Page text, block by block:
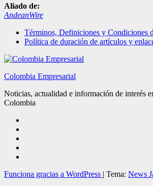
Aliado de:
AndeanWire
Términos, Definiciones y Condiciones
Política de duración de artículos y
Colombia Empresarial
Noticias, actualidad e información de interés
Colombia
Funciona gracias a WordPress | Tema: News